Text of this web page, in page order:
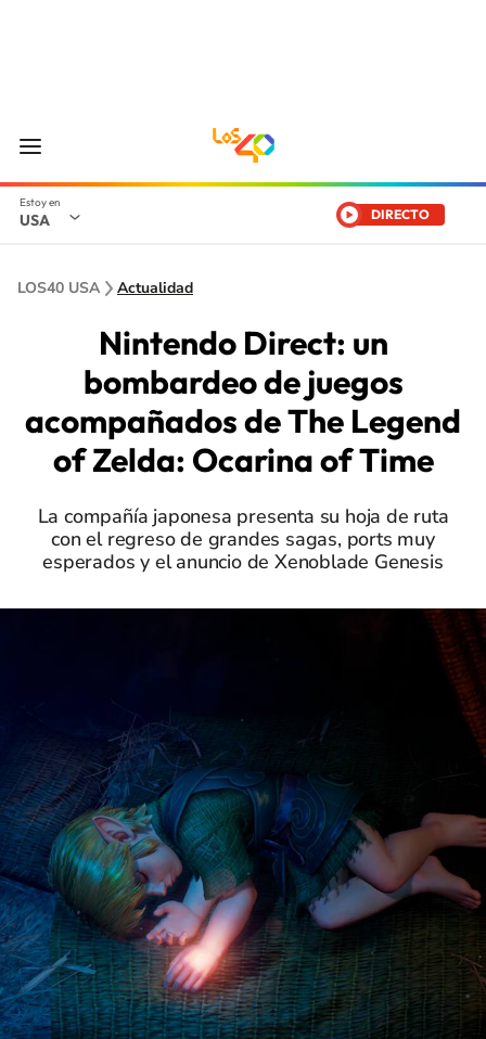
USA DIRECTO
LOS40 USA Actualidad
Nintendo Direct: un
bombardeo de juegos
acompañados de The Legend
of Zelda: Ocarina of Time
La compañía japonesa presenta su hoja de ruta
con el regreso de grandes sagas, ports muy
esperados y el anuncio de Xenoblade Genesis